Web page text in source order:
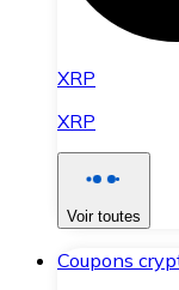
XRP
XRP
Voir toutes
Coupons